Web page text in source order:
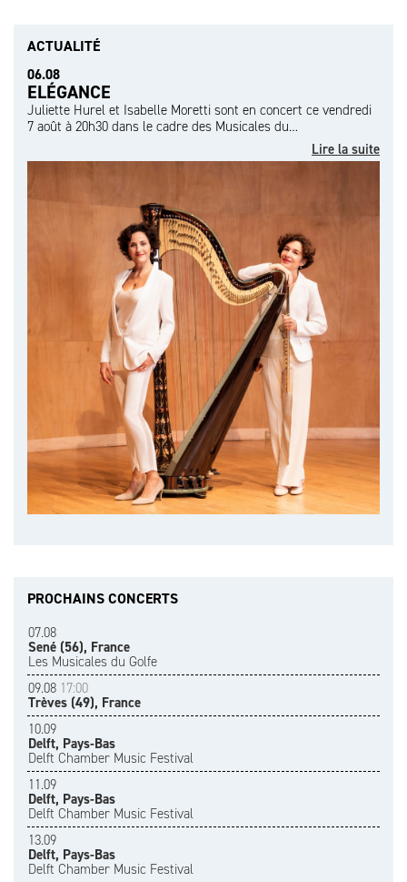
ACTUALITÉ
06.08
ELÉGANCE
Juliette Hurel et Isabelle Moretti sont en concert ce vendredi
7 août à 20h30 dans le cadre des Musicales du…
Lire la suite
PROCHAINS CONCERTS
07.08
Sené (56), France
Les Musicales du Golfe
09.08 17:00
Trèves (49), France
10.09
Delft, Pays-Bas
Delft Chamber Music Festival
11.09
Delft, Pays-Bas
Delft Chamber Music Festival
13.09
Delft, Pays-Bas
Delft Chamber Music Festival